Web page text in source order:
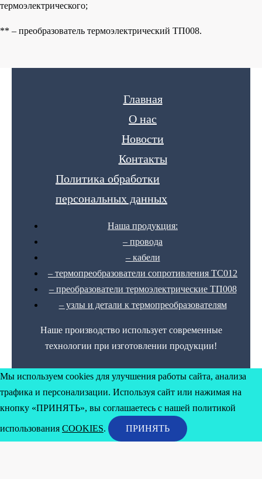
термоэлектрического;
** – преобразователь термоэлектрический ТП008.
Главная
О нас
Новости
Контакты
Политика обработки
персональных данных
Наша продукция:
– провода
– кабели
– термопреобразователи сопротивления ТС012
– преобразователи термоэлектрические ТП008
– узлы и детали к термопреобразователям
Наше производство использует современные
технологии при изготовлении продукции!
Мы используем cookies для улучшения работы сайта, анализа
трафика и персонализации. Используя сайт или нажимая на
кнопку «ПРИНЯТЬ», вы соглашаетесь с нашей политикой
использования COOKIES. ПРИНЯТЬ